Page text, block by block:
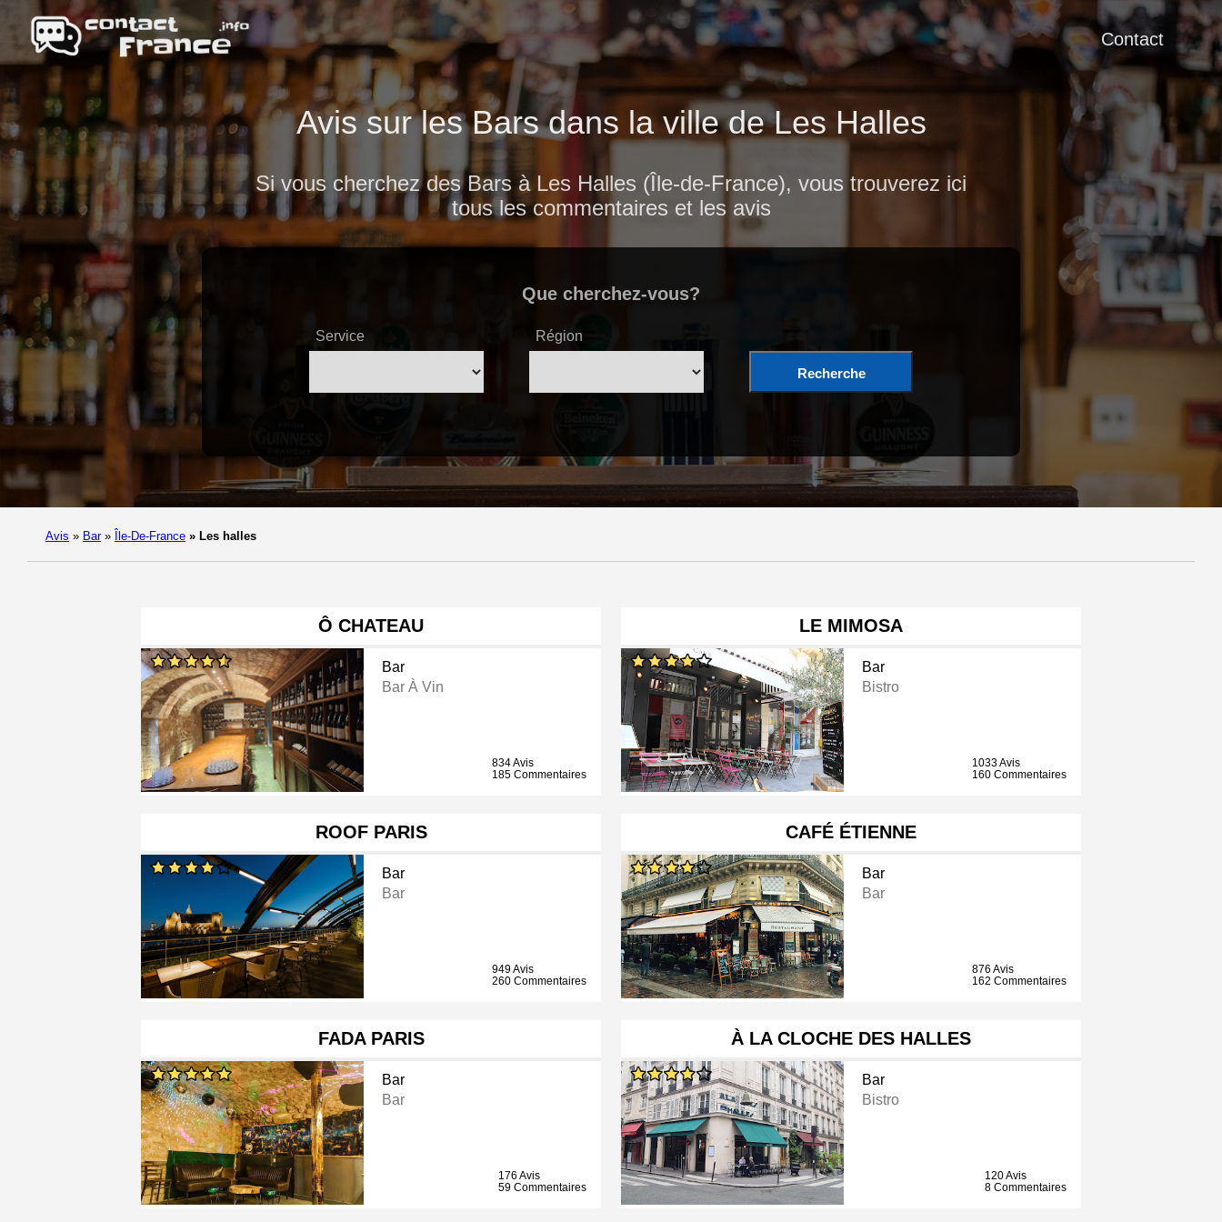
Contact
Avis sur les Bars dans la ville de Les Halles
Si vous cherchez des Bars à Les Halles (Île-de-France), vous trouverez ici
tous les commentaires et les avis
Que cherchez-vous?
Service Région
Recherche
Avis » Bar » Île-De-France » Les halles
Ô CHATEAU
Bar
Bar À Vin
834 Avis
185 Commentaires
LE MIMOSA
Bar
Bistro
1033 Avis
160 Commentaires
ROOF PARIS
Bar
Bar
949 Avis
260 Commentaires
CAFÉ ÉTIENNE
Bar
Bar
876 Avis
162 Commentaires
FADA PARIS
Bar
Bar
176 Avis
59 Commentaires
À LA CLOCHE DES HALLES
Bar
Bistro
120 Avis
8 Commentaires